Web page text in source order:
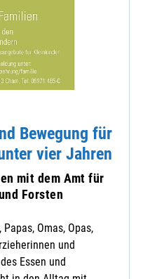
Bewegung für
vier Jahren
mit dem Amt für
Forsten
Omas, Opas,
und
Essen und